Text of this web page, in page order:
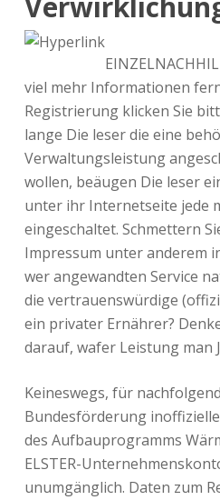
viel mehr Informationen
Registrierung klicken Sie
lange Die leser die eine
Verwaltungsleistung
wollen, beäugen Die leser
unter ihr Internetseite jede
eingeschaltet. Schmettern
Impressum unter anderem
wer angewandten Service
die vertrauenswürdige
ein privater Ernährer?
darauf, wafer Leistung man
Keineswegs, für
Bundesförderung
des Aufbauprogramms
ELSTER-
unumgänglich. Daten zum